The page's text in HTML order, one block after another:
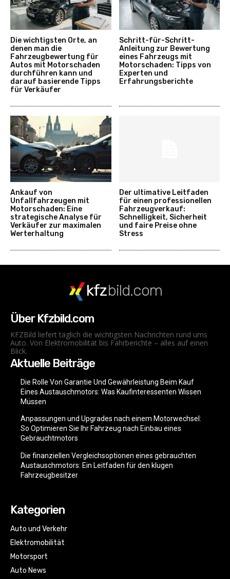
Die wichtigsten Orte, an
denen man die
Fahrzeugbewertung für
Autos mit Motorschaden
durchführen kann und
darauf basierende Tipps
für Verkäufer
Schritt-für-Schritt-
Anleitung zur Bewertung
eines Fahrzeugs mit
Motorschaden: Tipps von
Experten und
Erfahrungsberichte
Ankauf von
Unfallfahrzeugen mit
Motorschaden: Eine
strategische Analyse für
Verkäufer zur maximalen
Werterhaltung
Der ultimative Leitfaden
für einen professionellen
Fahrzeugverkauf:
Schnelligkeit, Sicherheit
und faire Preise ohne
Stress
kfzbild.com
Über Kfzbild.com
KFZBild liefert täglich die wichtigsten Nachrichten rund ums
Auto. Von Elektromobilität bis Fahrberichte – alles auf einen
Blick.
Aktuelle Beiträge
Die Rolle Von Garantie Und Gewährleistung Beim Kauf
Eines Austauschmotors: Was Kaufinteressenten Wissen
Müssen
Anpassungen und Upgrades nach einem Motorwechsel:
So Optimieren Sie Ihr Fahrzeug nach Einbau eines
Gebrauchtmotors
Die finanziellen Vergleichsoptionen eines gebrauchten
Austauschmotors: Ein Leitfaden für den klugen
Fahrzeugbesitzer
Kategorien
Auto und Verkehr
Elektromobilität
Motorsport
Auto News